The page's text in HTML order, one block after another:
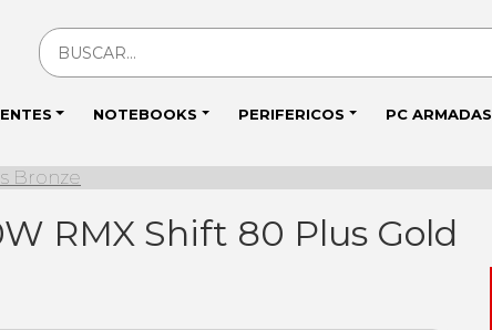
NOTEBOOKS PERIFERICOS PC ARMADAS
Bronze
RMX Shift 80 Plus Gold